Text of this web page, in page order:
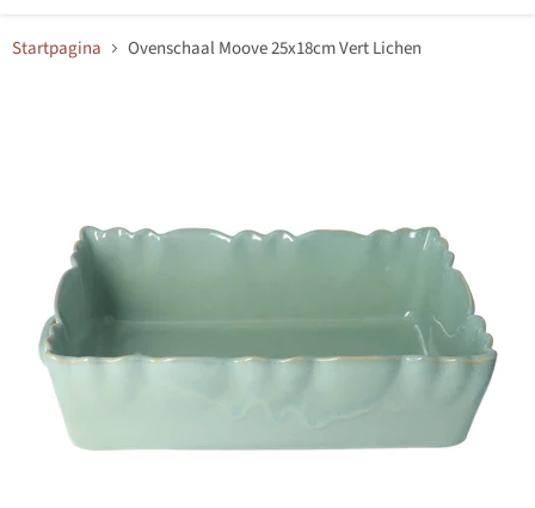
Startpagina Ovenschaal Moove 25x18cm Vert Lichen